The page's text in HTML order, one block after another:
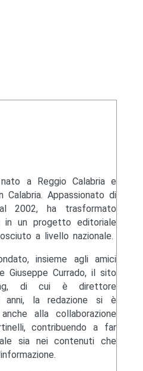
a Reggio Calabria e
Calabria. Appassionato di
2002, ha trasformato
in un progetto editoriale
a livello nazionale.
insieme agli amici
Giuseppe Currado, il sito
di cui è direttore
anni, la redazione si è
alla collaborazione
contribuendo a far
sia nei contenuti che